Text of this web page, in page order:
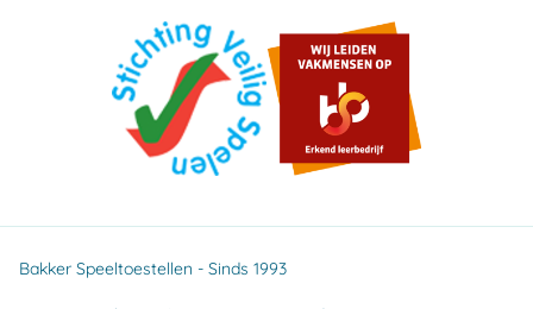
Bakker Speeltoestellen - Sinds 1993